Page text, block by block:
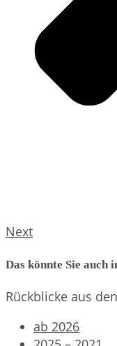
Next
Das könnte Sie auch
Rückblicke aus
ab 2026